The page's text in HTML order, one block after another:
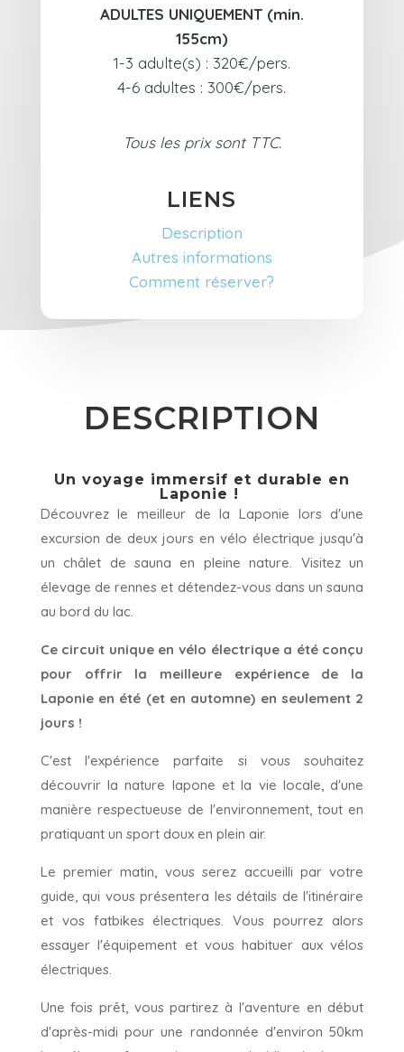
ADULTES UNIQUEMENT (min.
155cm)
1-3 adulte(s) : 320€/pers.
4-6 adultes : 300€/pers.
Tous les prix sont TTC.
LIENS
Description
Autres informations
Comment réserver?
DESCRIPTION
Un voyage immersif et durable en
Laponie !
Découvrez le meilleur de la Laponie lors d'une
excursion de deux jours en vélo électrique jusqu'à
un châlet de sauna en pleine nature. Visitez un
élevage de rennes et détendez-vous dans un sauna
au bord du lac.
Ce circuit unique en vélo électrique a été conçu
pour offrir la meilleure expérience de la
Laponie en été (et en automne) en seulement 2
jours !
C'est l'expérience parfaite si vous souhaitez
découvrir la nature lapone et la vie locale, d'une
manière respectueuse de l'environnement, tout en
pratiquant un sport doux en plein air.
Le premier matin, vous serez accueilli par votre
guide, qui vous présentera les détails de l'itinéraire
et vos fatbikes électriques. Vous pourrez alors
essayer l'équipement et vous habituer aux vélos
électriques.
Une fois prêt, vous partirez à l'aventure en début
d'après-midi pour une randonnée d'environ 50km